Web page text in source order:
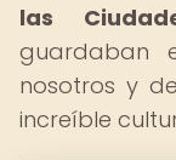
las
guardaban
nosotros y
increíble